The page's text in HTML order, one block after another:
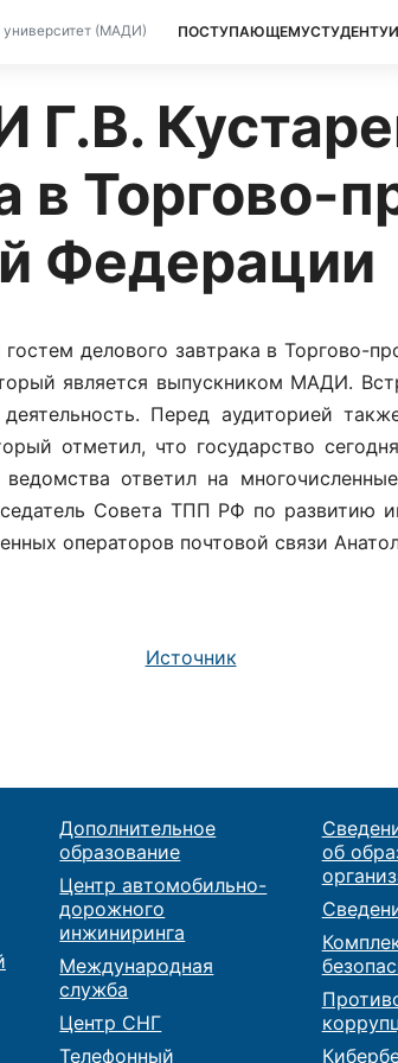
университет (МАДИ) ПОСТУПАЮЩЕМУСТУДЕНТУ
в Торгово-
Федерации
делового завтрака в Торгово-
является выпускником МАДИ.
Перед аудиторией
отметил, что государство
ответил на
Совета ТПП РФ по
операторов почтовой связи
Источник
Дополнительное
образование
Центр автомобильно-
дорожного
инжиниринга
Международная
служба
Центр СНГ
Телефонный
об